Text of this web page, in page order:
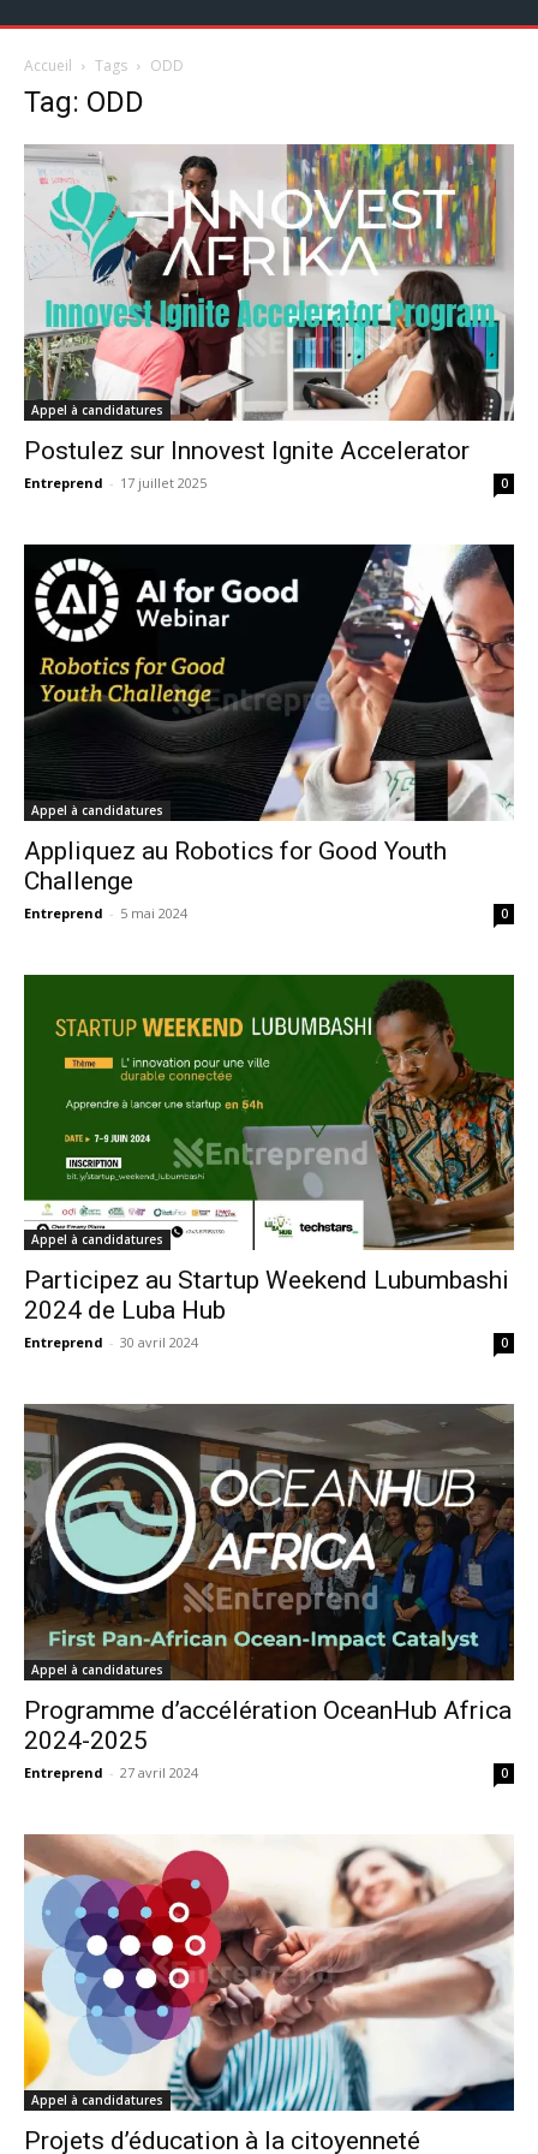
Accueil Tags ODD
Tag: ODD
Appel à candidatures
Postulez sur Innovest Ignite Accelerator
Entreprend - 17 juillet 2025 0
Appel à candidatures
Appliquez au Robotics for Good Youth
Challenge
Entreprend - 5 mai 2024 0
Appel à candidatures
Participez au Startup Weekend Lubumbashi
2024 de Luba Hub
Entreprend - 30 avril 2024 0
Appel à candidatures
Programme d’accélération OceanHub Africa
2024-2025
Entreprend - 27 avril 2024 0
Appel à candidatures
Projets d’éducation à la citoyenneté